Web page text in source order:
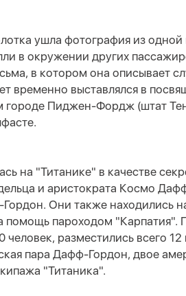
ушла фотография из одной
в окружении других
в котором она описывает
временно выставлялся в
городе Пиджен-Фордж (штат
на "Титанике" в качестве
и аристократа Космо
Они также находились
пароходом "Карпатия".
разместились всего
пара Дафф-Гордон, двое
"Титаника".